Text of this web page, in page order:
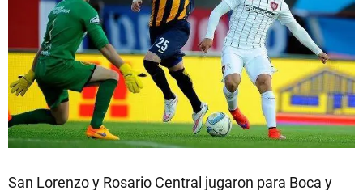
San Lorenzo y Rosario Central jugaron para Boca y